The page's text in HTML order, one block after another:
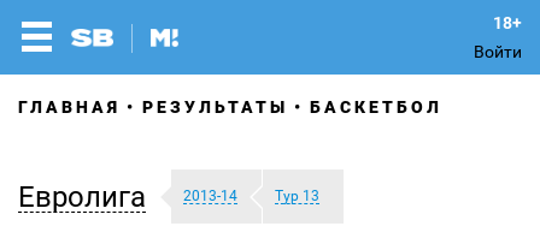
Войти
ГЛАВНАЯ РЕЗУЛЬТАТЫ БАСКЕТБОЛ
Евролига 2013-14 Тур 13